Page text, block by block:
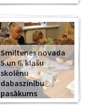
Smiltenes novada
5.un 6. klašu
skolēnu
dabaszinību
pasākums